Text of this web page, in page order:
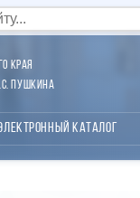
края
Пушкина
каталог